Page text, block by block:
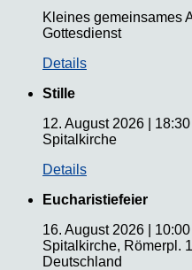
Kleines gemeinsames
Gottesdienst
Details
Stille
12. August 2026
18:30
Spitalkirche
Details
Eucharistiefeier
16. August 2026
10:00
Spitalkirche, Römerpl.
Deutschland